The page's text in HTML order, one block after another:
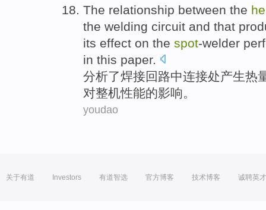
The relationship between the
the welding circuit and that
its effect on the spot-welder
in this paper.
分析了焊接回路中连接处产生热
对整机性能的影响 。
youdao
关于有道 Investors 有道智选 官方博客 技术博客 诚聘英才